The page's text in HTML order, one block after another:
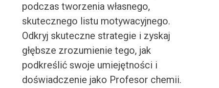
podczas tworzenia własnego,
skutecznego listu motywacyjnego.
Odkryj skuteczne strategie i zyskaj
głębsze zrozumienie tego, jak
podkreślić swoje umiejętności i
doświadczenie jako Profesor chemii.